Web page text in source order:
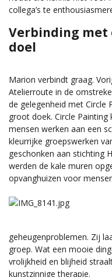
collega’s te
Verbinding met
doel
Marion verbindt graag.
Atelierroute in de
de gelegenheid met Circle
groot doek. Circle
mensen werken aan een
kleurrijke groepswerken
geschonken aan stichting
werden de kale muren
opvanghuizen voor
geheugenproblemen. Zij
groep. Wat een mooie
vrolijkheid en blijheid
kunstzinnige therapie.